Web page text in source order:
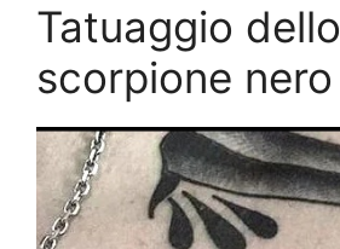
Tatuaggio dello
scorpione nero